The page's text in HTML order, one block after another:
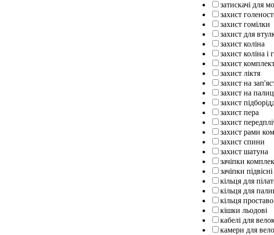
затискачі для
захист
захист гомілки
захист для
захист коліна
захист коліна і
захист
захист ліктя
захист на
захист на
захист
захист пера
захист
захист рами
захист спини
захист шатуна
зачіпки
зачіпки підвісні
кільця для
кільця для
кільця
кішки льодові
кабелі для
камери для